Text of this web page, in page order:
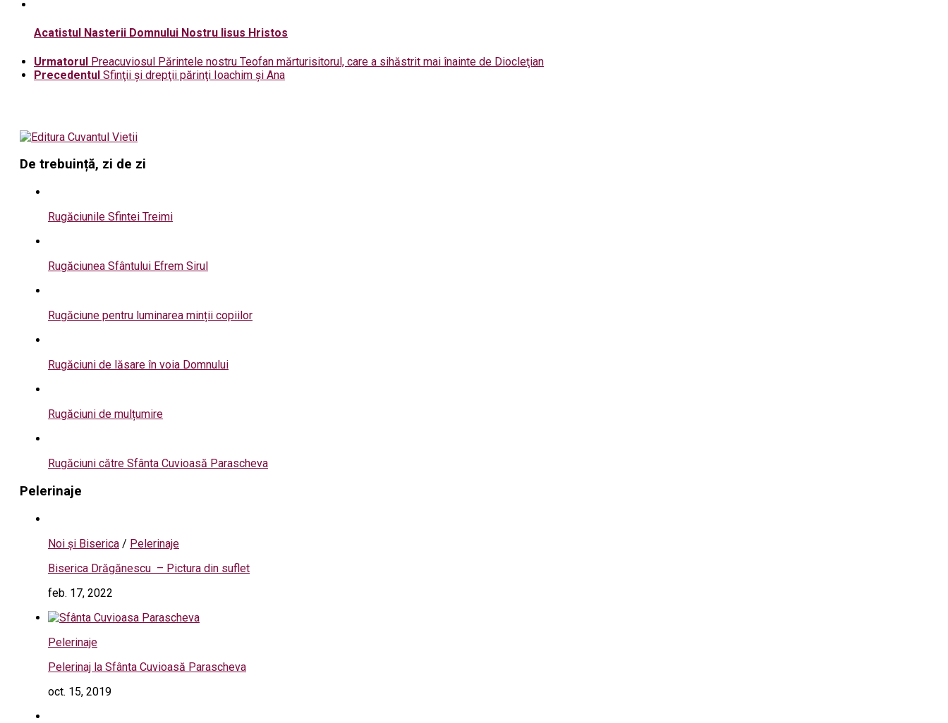
Acatistul Nasterii Domnului Nostru Iisus Hristos
Urmatorul Preacuviosul Părintele nostru Teofan mărturisitorul, care a sihăstrit mai înainte de Diocleţian
Precedentul Sfinţii şi drepţii părinţi Ioachim şi Ana
De trebuință, zi de zi
Rugăciunile Sfintei Treimi
Rugăciunea Sfântului Efrem Sirul
Rugăciune pentru luminarea minții copiilor
Rugăciuni de lăsare în voia Domnului
Rugăciuni de mulțumire
Rugăciuni către Sfânta Cuvioasă Parascheva
Pelerinaje
Noi și Biserica / Pelerinaje
Biserica Drăgănescu – Pictura din suflet
feb. 17, 2022
Pelerinaje
Pelerinaj la Sfânta Cuvioasă Parascheva
oct. 15, 2019